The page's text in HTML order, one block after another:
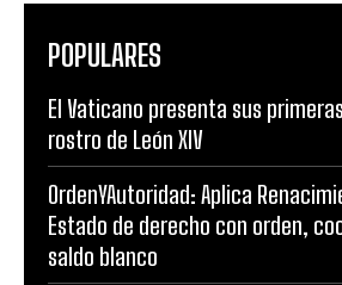
POPULARES
El Vaticano presenta sus
rostro de León XIV
OrdenYAutoridad: Aplica
Estado de derecho con orden,
saldo blanco